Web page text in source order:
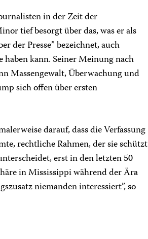
in der Zeit der
tief besorgt über das, was er als
der Presse” bezeichnet, auch
haben kann. Seiner Meinung nach
Massengewalt, Überwachung und
sich offen über ersten
darauf, dass die Verfassung
rechtliche Rahmen, der sie schützt
erst in den letzten 50
in Mississippi während der Ära
niemanden interessiert”, so